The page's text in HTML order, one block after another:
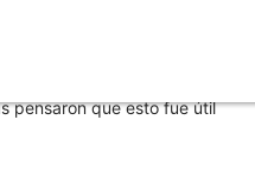
pensaron que esto fue útil